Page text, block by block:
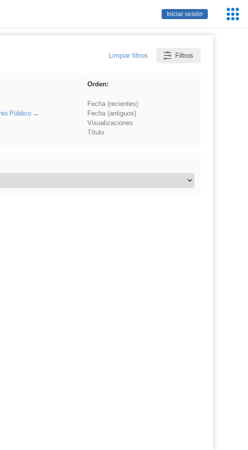
Iniciar sesión
Limpiar filtros Filtros
Público
Orden:
Fecha (recientes)
Fecha (antiguos)
Visualizaciones
Título